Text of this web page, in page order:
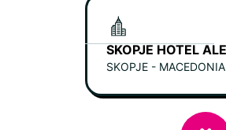
SKOPJE - MACEDONIA